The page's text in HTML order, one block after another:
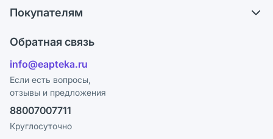
Ответы на вопросы
Блог
Карьера
Поставщики
Лицензия
Реклама на сайте
Ваши товары на ЕАПТЕКЕ
Покупателям
Программа СберСпасибо
Политика конфиденциальности
Пользовательское соглашение
Политика рекомендаций
Обратная связь
info@eapteka.ru
Если есть вопросы,
отзывы и предложения
88007007711
Круглосуточно